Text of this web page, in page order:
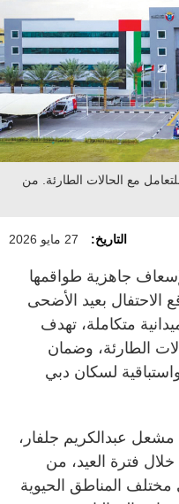
إسعافياً للتعامل مع الحالات الطارئة. من
التاريخ: 27 مايو 2026
جاهزية طواقمها
الاحتفال بعيد الأضحى
متكاملة، تهدف
الطارئة، وضمان
لسكان دبي
مشعل عبدالكريم جلفار،
فترة العيد، من
مختلف المناطق الحيوية